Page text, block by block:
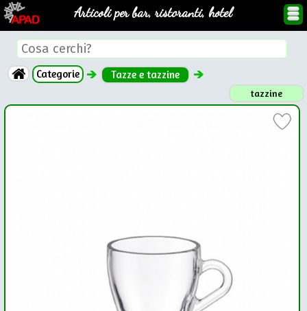
Articoli per bar, ristoranti, hotel
Categorie Tazze e tazzine
tazzine